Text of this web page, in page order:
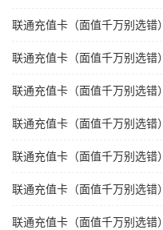
联通充值卡（面值千万别选错
联通充值卡（面值千万别选错
联通充值卡（面值千万别选错
联通充值卡（面值千万别选错
联通充值卡（面值千万别选错
联通充值卡（面值千万别选错
联通充值卡（面值千万别选错